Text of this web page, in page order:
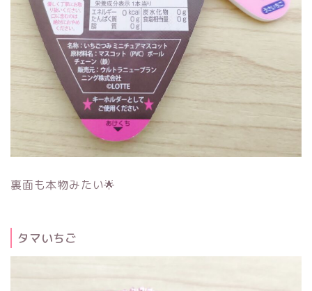
裏面も本物みたい🌟
タマいちご